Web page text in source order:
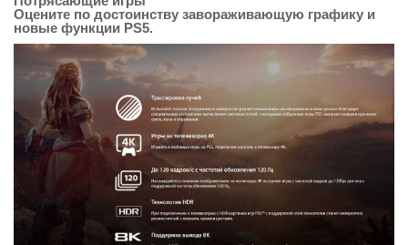
Оцените по достоинству завораживающую графику и
новые функции PS5.